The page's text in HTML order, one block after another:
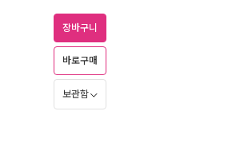
장바구니
바로구매
보관함